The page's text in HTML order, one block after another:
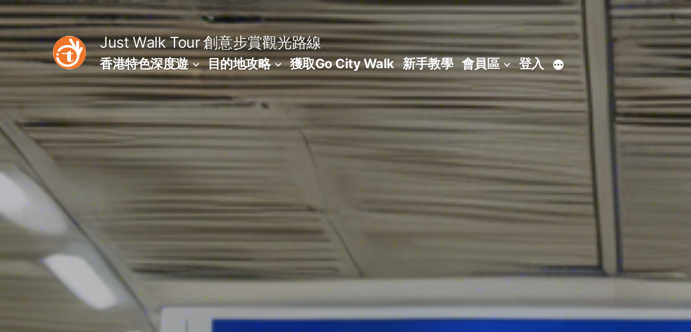
Skip
to
content
Just Walk Tour創意步賞觀光路線
香港特色深度遊 目的地攻略 獲取Go City Walk 新手教學 會員區 登入